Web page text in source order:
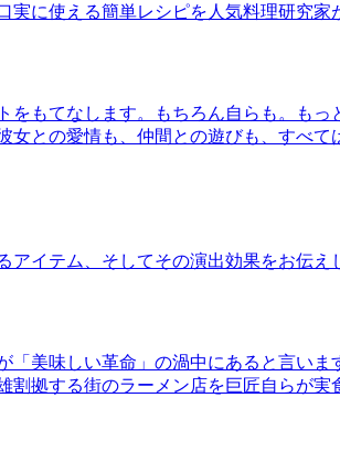
に使える簡単レシピを人気料理研究家
もてなします。もちろん自らも。も
との愛情も、仲間との遊びも、すべ
イテム、そしてその演出効果をお伝え
「美味しい革命」の渦中にあると言い
拠する街のラーメン店を巨匠自らが実